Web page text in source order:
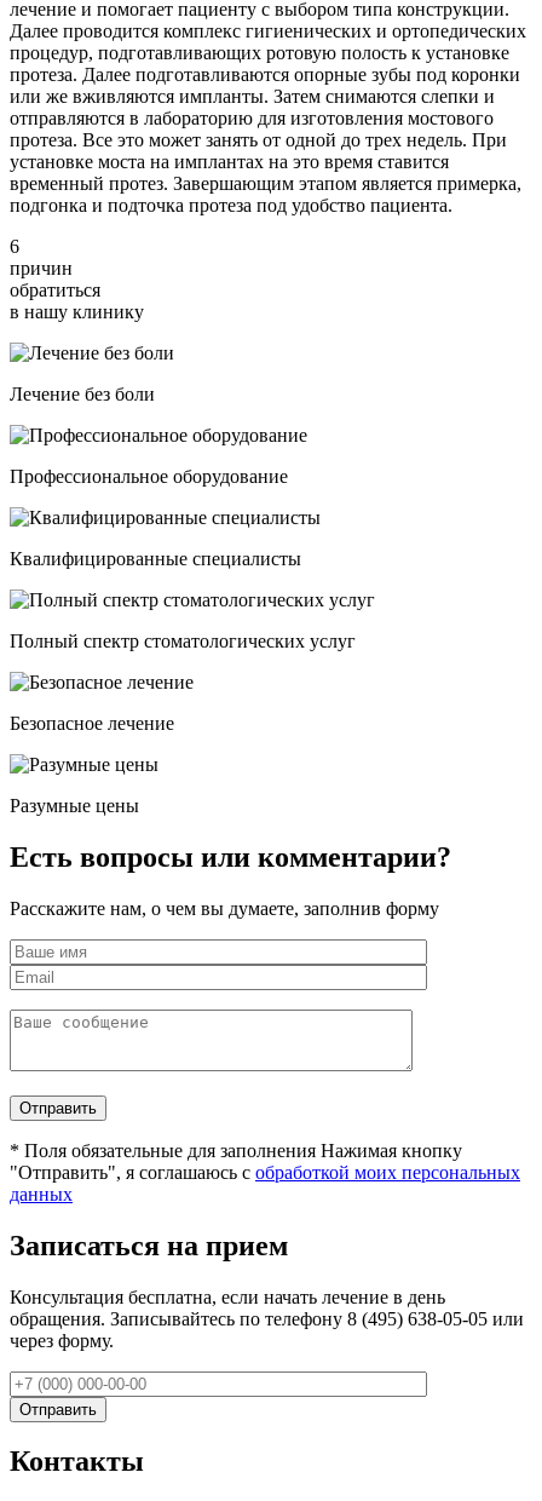
лечение и помогает пациенту с выбором типа конструкции.
Далее проводится комплекс гигиенических и ортопедических
процедур, подготавливающих ротовую полость к установке
протеза. Далее подготавливаются опорные зубы под коронки
или же вживляются импланты. Затем снимаются слепки и
отправляются в лабораторию для изготовления мостового
протеза. Все это может занять от одной до трех недель. При
установке моста на имплантах на это время ставится
временный протез. Завершающим этапом является примерка,
подгонка и подточка протеза под удобство пациента.
6
причин
обратиться
в нашу клинику
Лечение без боли
Профессиональное оборудование
Квалифицированные специалисты
Полный спектр стоматологических услуг
Безопасное лечение
Разумные цены
Есть вопросы или комментарии?
Расскажите нам, о чем вы думаете, заполнив форму
* Поля обязательные для заполнения Нажимая кнопку
"Отправить", я соглашаюсь с обработкой моих персональных
данных
Записаться на прием
Консультация бесплатна, если начать лечение в день
обращения. Записывайтесь по телефону 8 (495) 638-05-05 или
через форму.
Контакты